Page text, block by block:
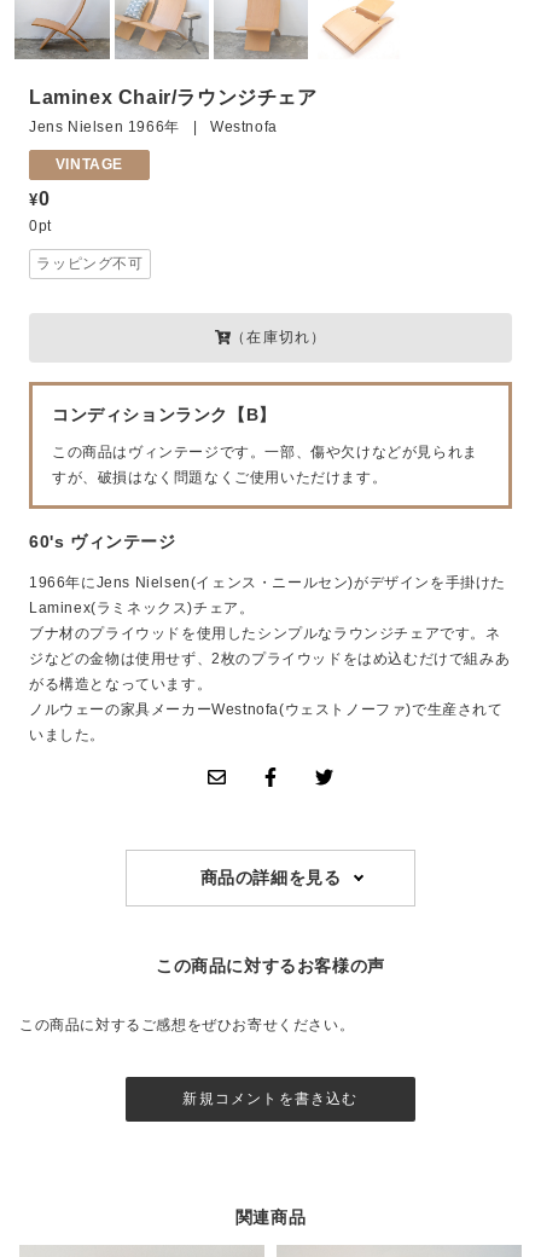
Laminex Chair/ラウンジチェア
Jens Nielsen 1966年 | Westnofa
VINTAGE
¥0
0pt
コンディションランク【B】
この商品はヴィンテージです。一部、傷や欠けなどが見られま
すが、破損はなく問題なくご使用いただけます。
60's ヴィンテージ
1966年にJens Nielsen(イェンス・ニールセン)がデザインを手掛けた
Laminex(ラミネックス)チェア。
ブナ材のプライウッドを使用したシンプルなラウンジチェアです。ネ
ジなどの金物は使用せず、2枚のプライウッドをはめ込むだけで組みあ
がる構造となっています。
ノルウェーの家具メーカーWestnofa(ウェストノーファ)で生産されて
いました。
ラッピング不可
（在庫切れ）
商品の詳細を見る
この商品に対するお客様の声
この商品に対するご感想をぜひお寄せください。
新規コメントを書き込む
関連商品